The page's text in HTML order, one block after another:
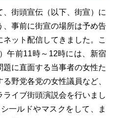
街頭宣伝（以下、街宣）に
、事前に街宣の場所は予め告
ット配信してきました。こ
午前11時～12時には、新宿
に直面する当事者の女性た
野党各党の女性議員など、
イブ街頭演説会を行いまし
一ルドやマスクをして、ま